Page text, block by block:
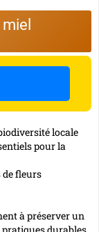
locale
pour la
de fleurs
à préserver un